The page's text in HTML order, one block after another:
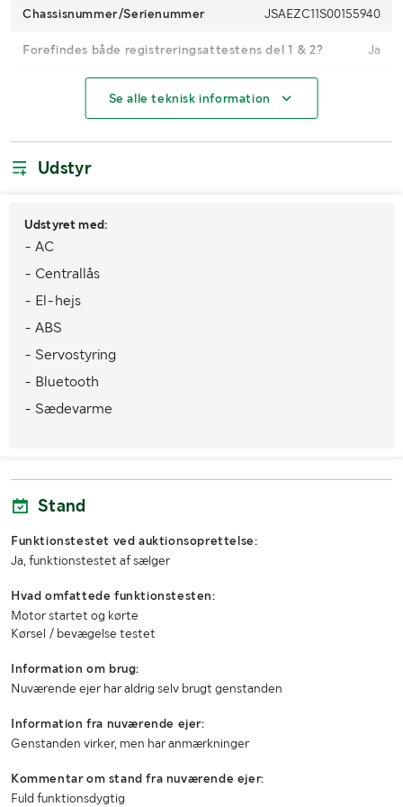
Chassisnummer/Serienummer JSAEZC11S00155940
Forefindes både registreringsattestens del 1 & 2? Ja
Registreringsafgift
Brændstof
Gearkasse
Trækkrog
Miljøklasse
Dæk
Kørselsforbud Ja, 2026-05-12
1. reg./1. trafik sv.
Seneste godkendte syn
MÅL OG VÆGT:
Vægt i driftsklar stand/Lastvægt (kg)
Totalvægt (kg)
Bredde (mm)
Højde (mm)
Se alle teknisk information
Udstyr
Udstyret med:
- AC
- Centrallås
- El-hejs
- ABS
- Servostyring
- Bluetooth
- Sædevarme
Stand
Funktionstestet ved auktionsoprettelse:
Ja, funktionstestet af sælger
Hvad omfattede funktionstesten:
Motor startet og kørte
Kørsel / bevægelse testet
Information om brug:
Nuværende ejer har aldrig selv brugt genstanden
Information fra nuværende ejer:
Genstanden virker, men har anmærkninger
Kommentar om stand fra nuværende ejer:
Fuld funktionsdygtig